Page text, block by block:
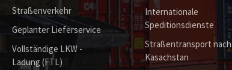
Straßenverkehr
Geplanter Lieferservice
Vollständige LKW -
Ladung (FTL)
Internationale
Speditionsdienste
Straßentransport nach
Kasachstan